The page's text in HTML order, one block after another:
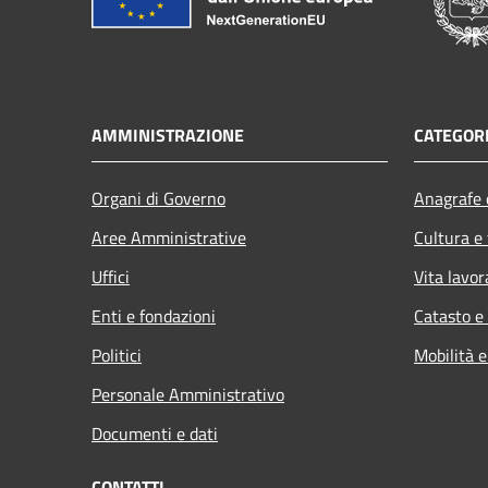
AMMINISTRAZIONE
Organi di Governo
Aree Amministrative
Uffici
Enti e fondazioni
Politici
Personale Amministrativo
Documenti e dati
Cultura
Vita
Catasto
Mobilità